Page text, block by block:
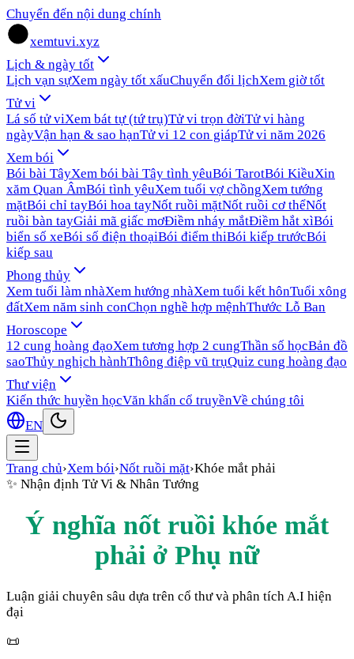
Chuyển đến nội dung chính
xemtuvi.xyz
Lịch & ngày tốt
Lịch vạn sựXem ngày tốt xấuChuyển đổi lịchXem giờ tốt
Tử vi
Lá số tử viXem bát tự (tứ trụ)Tử vi trọn đờiTử vi hàng
ngàyVận hạn & sao hạnTử vi 12 con giápTử vi năm 2026
Xem bói
Bói bài TâyXem bói bài Tây tình yêuBói TarotBói KiềuXin
xăm Quan ÂmBói tình yêuXem tuổi vợ chồngXem tướng
mặtBói chỉ tayBói hoa tayNốt ruồi mặtNốt ruồi cơ thểNốt
ruồi bàn tayGiải mã giấc mơĐiềm nháy mắtĐiềm hắt xìBói
biển số xeBói số điện thoạiBói điểm thiBói kiếp trướcBói
kiếp sau
Phong thủy
Xem tuổi làm nhàXem hướng nhàXem tuổi kết hônTuổi xông
đấtXem năm sinh conChọn nghề hợp mệnhThước Lỗ Ban
Horoscope
12 cung hoàng đạoXem tương hợp 2 cungThần số họcBản đồ
saoThủy nghịch hànhThông điệp vũ trụQuiz cung hoàng đạo
Thư viện
Kiến thức huyền họcVăn khấn cổ truyềnVề chúng tôi
EN
Trang chủ›Xem bói›Nốt ruồi mặt›Khóe mắt phải
✨ Nhận định Tử Vi & Nhân Tướng
Ý nghĩa nốt ruồi khóe mắt
phải ở Phụ nữ
Luận giải chuyên sâu dựa trên cổ thư và phân tích A.I hiện
đại
📜